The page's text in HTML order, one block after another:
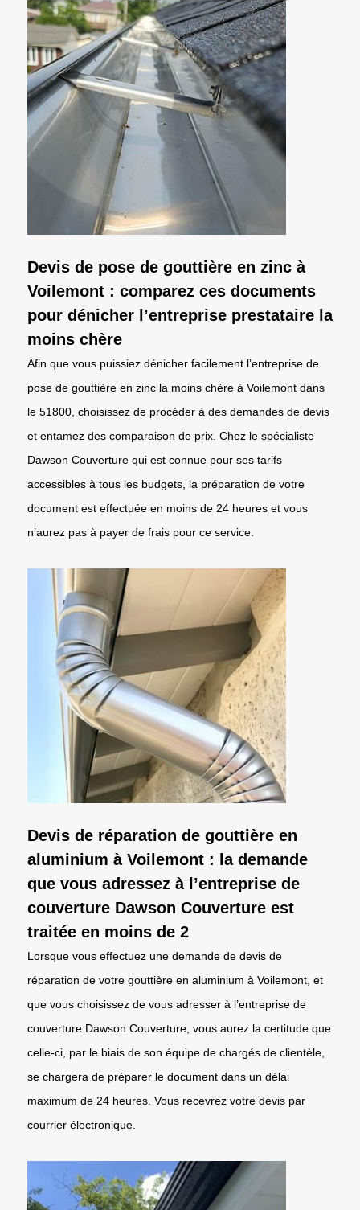
Devis de pose de gouttière en zinc à
Voilemont : comparez ces documents
pour dénicher l’entreprise prestataire la
moins chère
Afin que vous puissiez dénicher facilement l’entreprise de
pose de gouttière en zinc la moins chère à Voilemont dans
le 51800, choisissez de procéder à des demandes de devis
et entamez des comparaison de prix. Chez le spécialiste
Dawson Couverture qui est connue pour ses tarifs
accessibles à tous les budgets, la préparation de votre
document est effectuée en moins de 24 heures et vous
n’aurez pas à payer de frais pour ce service.
Devis de réparation de gouttière en
aluminium à Voilemont : la demande
que vous adressez à l’entreprise de
couverture Dawson Couverture est
traitée en moins de 2
Lorsque vous effectuez une demande de devis de
réparation de votre gouttière en aluminium à Voilemont, et
que vous choisissez de vous adresser à l’entreprise de
couverture Dawson Couverture, vous aurez la certitude que
celle-ci, par le biais de son équipe de chargés de clientèle,
se chargera de préparer le document dans un délai
maximum de 24 heures. Vous recevrez votre devis par
courrier électronique.